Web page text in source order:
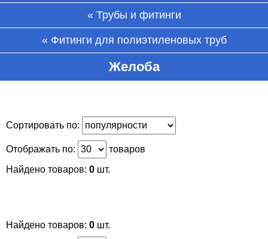
Трубы и фитинги
Фитинги для полиэтиленовых труб
Желоба
Сортировать по:
Отображать по:
товаров
Найдено товаров: 0 шт.
Найдено товаров: 0 шт.